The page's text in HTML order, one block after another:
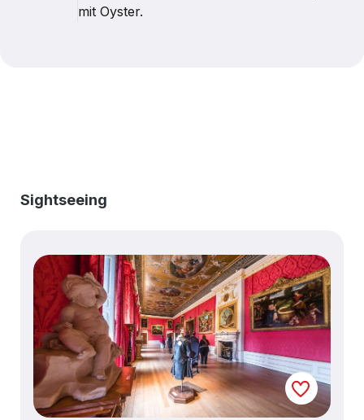
mit Oyster.
Produktgalerie überspringen
Sightseeing